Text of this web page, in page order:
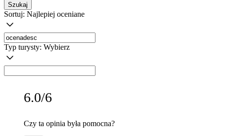
Szukaj
Sortuj: Najlepiej oceniane
Typ turysty: Wybierz
6.0/6
Czy ta opinia była pomocna?